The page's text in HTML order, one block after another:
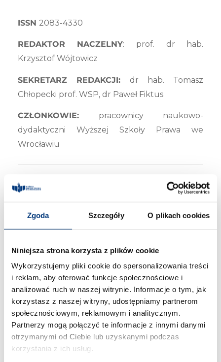
Zgoda Szczegóły O plikach cookies
Niniejsza strona korzysta z plików cookie
Wykorzystujemy pliki cookie do spersonalizowania treści
i reklam, aby oferować funkcje społecznościowe i
analizować ruch w naszej witrynie. Informacje o tym, jak
korzystasz z naszej witryny, udostępniamy partnerom
społecznościowym, reklamowym i analitycznym.
Partnerzy mogą połączyć te informacje z innymi danymi
otrzymanymi od Ciebie lub uzyskanymi podczas
korzystania z ich usług.
ISSN 2083-4330
REDAKTOR NACZELNY: prof. dr hab.
Krzysztof Wójtowicz
SEKRETARZ REDAKCJI: dr hab. Tomasz
Chłopecki prof. WSP, dr Paweł Fiktus
CZŁONKOWIE: pracownicy naukowo-
dydaktyczni Wyższej Szkoły Prawa we
Wrocławiu
dr hab. Marta Baranowska prof. UMK
(Uniwersytet Mikołaja Kopernika w
Toruniu),
Toruniu),
prof. dr hab. Jan Barcz (Akademia
Leona Koźmińskiego)
prof. dr hab. Robert Grzeszczak
(Uniwersytet Warszawski),
dr hab. Adam Krzywoń prof. UW